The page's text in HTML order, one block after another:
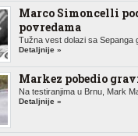
Marco Simoncelli
povredama
Tužna vest dolazi sa Sepanga
Detaljnije »
Markez pobedio
Na testiranjima u Brnu, Mark
Detaljnije »